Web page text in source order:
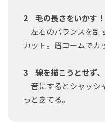
2 毛の長さをいかす
左右のバランスを乱
カット。眉コームでカ
3 線を描こうとせず
音にするとシャッシ
っとあてる。